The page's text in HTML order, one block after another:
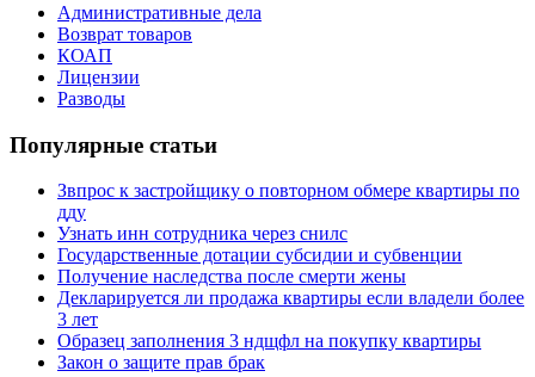
Административные дела
Возврат товаров
КОАП
Лицензии
Разводы
Популярные статьи
Звпрос к застройщику о повторном обмере квартиры по
дду
Узнать инн сотрудника через снилс
Государственные дотации субсидии и субвенции
Получение наследства после смерти жены
Декларируется ли продажа квартиры если владели более
3 лет
Образец заполнения 3 ндщфл на покупку квартиры
Закон о защите прав брак